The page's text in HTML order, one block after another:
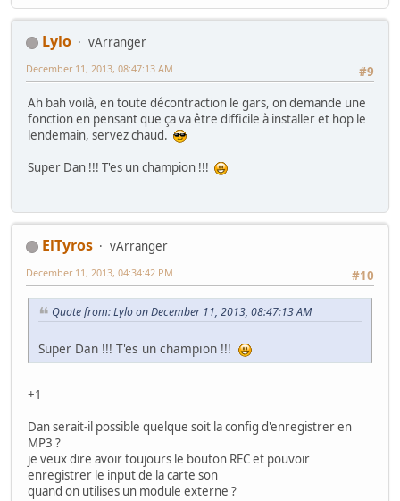
Lylo
vArranger
#9
December 11, 2013, 08:47:13 AM
Ah bah voilà, en toute décontraction le gars, on demande une
fonction en pensant que ça va être difficile à installer et hop le
lendemain, servez chaud.
Super Dan !!! T'es un champion !!!
ElTyros
vArranger
#10
December 11, 2013, 04:34:42 PM
Quote from: Lylo on December 11, 2013, 08:47:13 AM
Super Dan !!! T'es un champion !!!
+1
Dan serait-il possible quelque soit la config d'enregistrer en
MP3 ?
je veux dire avoir toujours le bouton REC et pouvoir
enregistrer le input de la carte son
quand on utilises un module externe ?